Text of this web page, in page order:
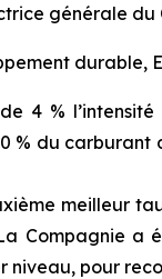
générale du
durable,
4 %
% du carburant
meilleur
Compagnie
niveau, pour